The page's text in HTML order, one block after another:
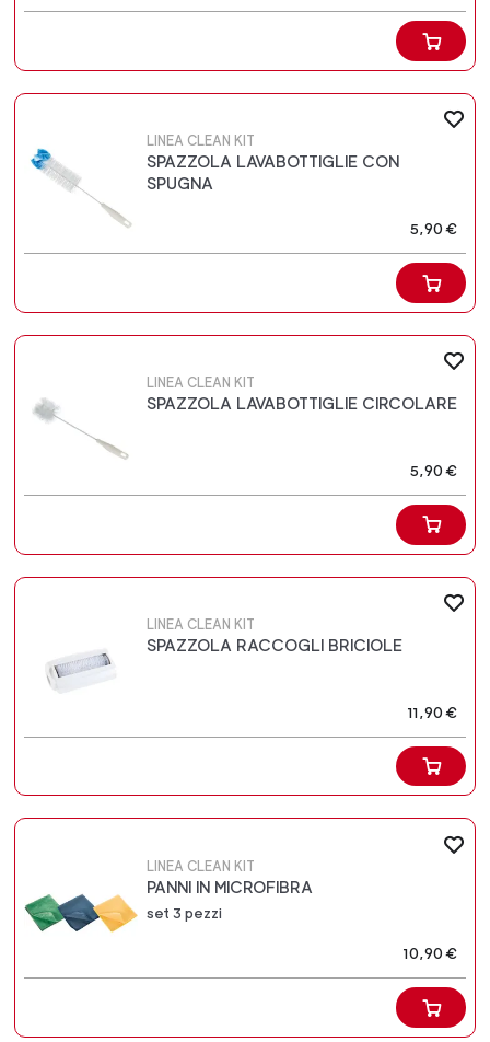
LINEA CLEAN KIT
SPAZZOLA LAVABOTTIGLIE CON
SPUGNA
5,90 €
LINEA CLEAN KIT
SPAZZOLA LAVABOTTIGLIE CIRCOLARE
5,90 €
LINEA CLEAN KIT
SPAZZOLA RACCOGLI BRICIOLE
11,90 €
LINEA CLEAN KIT
PANNI IN MICROFIBRA
set 3 pezzi
10,90 €